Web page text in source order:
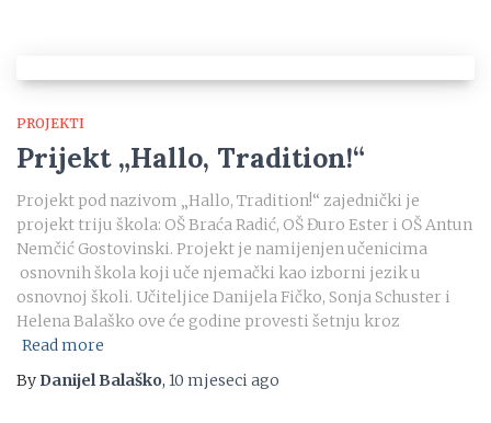
PROJEKTI
Prijekt „Hallo, Tradition!“
Projekt pod nazivom „Hallo, Tradition!“ zajednički je
projekt triju škola: OŠ Braća Radić, OŠ Đuro Ester i OŠ Antun
Nemčić Gostovinski. Projekt je namijenjen učenicima
osnovnih škola koji uče njemački kao izborni jezik u
osnovnoj školi. Učiteljice Danijela Fičko, Sonja Schuster i
Helena Balaško ove će godine provesti šetnju kroz
Read more
By Danijel Balaško, 10 mjeseciago